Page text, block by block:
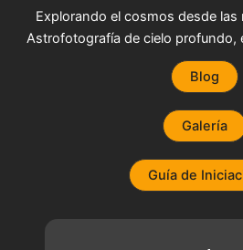
Explorando el cosmos desde las
Astrofotografía de cielo profundo,
Blog
Galería
Guía de